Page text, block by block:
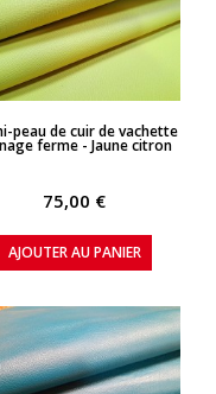
APERÇU RAPIDE
peau de cuir de vachette
ferme - Jaune citron
75,00 €
AJOUTER AU PANIER